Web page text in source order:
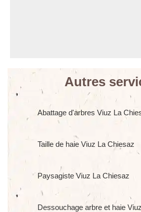
Autres
Abattage d'arbres Viuz La
Taille de haie Viuz La Chiesaz
Paysagiste Viuz La Chiesaz
Dessouchage arbre et haie